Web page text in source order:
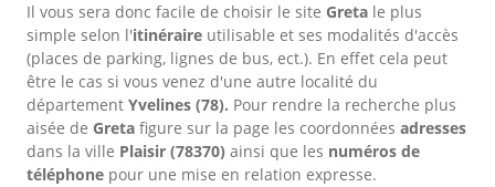
Il vous sera donc facile de choisir le site Greta le plus
simple selon l'itinéraire utilisable et ses modalités d'accès
(places de parking, lignes de bus, ect.). En effet cela peut
être le cas si vous venez d'une autre localité du
département Yvelines (78). Pour rendre la recherche plus
aisée de Greta figure sur la page les coordonnées adresses
dans la ville Plaisir (78370) ainsi que les numéros de
téléphone pour une mise en relation expresse.